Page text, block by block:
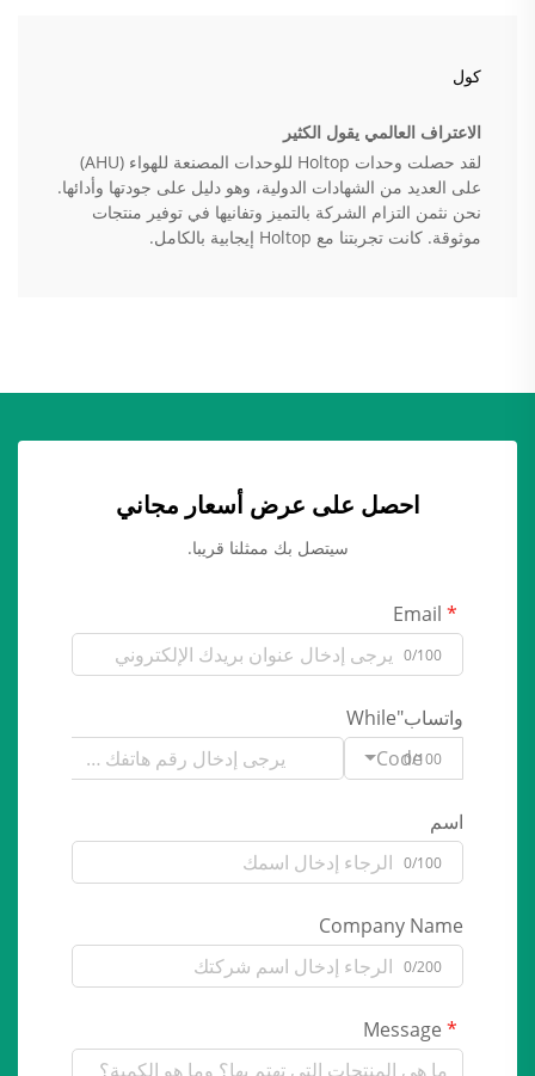
كول
الاعتراف العالمي يقول الكثير
لقد حصلت وحدات Holtop للوحدات المصنعة للهواء (AHU)
على العديد من الشهادات الدولية، وهو دليل على جودتها وأدائها.
نحن نثمن التزام الشركة بالتميز وتفانيها في توفير منتجات
موثوقة. كانت تجربتنا مع Holtop إيجابية بالكامل.
احصل على عرض أسعار مجاني
سيتصل بك ممثلنا قريبا.
0/100
واتساب"While
Code0/100
اسم
0/100
Company Name
0/200